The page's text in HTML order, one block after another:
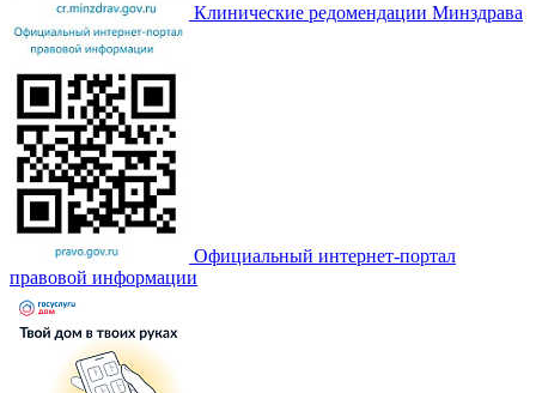
Клинические редомендации Минздрава
Официальный интернет-портал
правовой информации